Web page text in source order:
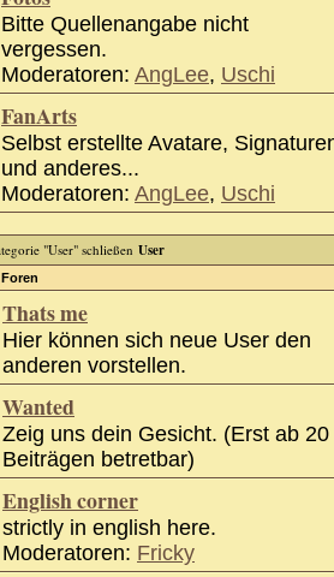
Bitte Quellenangabe nicht
vergessen.
Moderatoren: AngLee, Uschi
FanArts
Selbst erstellte Avatare,
und anderes...
Moderatoren: AngLee, Uschi
User
Foren
Thats me
Hier können sich neue User den
anderen vorstellen.
Wanted
Zeig uns dein Gesicht. (Erst ab 20
Beiträgen betretbar)
English corner
strictly in english here.
Moderatoren: Fricky